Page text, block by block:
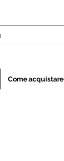
Come acquistare